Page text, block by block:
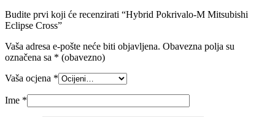
Budite prvi koji će recenzirati “Hybrid Pokrivalo-M Mitsubishi
Eclipse Cross”
Vaša adresa e-pošte neće biti objavljena. Obavezna polja su
označena sa * (obavezno)
Vaša ocjena *
Ime *